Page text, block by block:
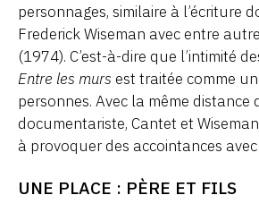
personnages, similaire à l’écriture
Frederick Wiseman avec entre
(1974). C’est-à-dire que l’intimité
Entre les murs est traitée comme
personnes. Avec la même distance
documentariste, Cantet et
à provoquer des accointances
UNE PLACE : PÈRE ET FILS